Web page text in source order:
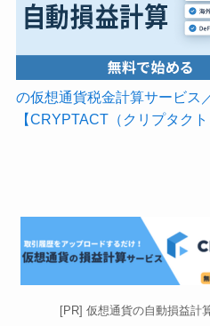
の仮想通貨税金計算サービス
【CRYPTACT（クリプタクト
[PR] 仮想通貨の自動損益計